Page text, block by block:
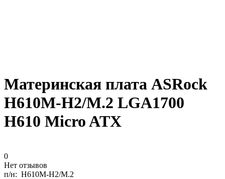
Материнская плата ASRock
H610M-H2/M.2 LGA1700
H610 Micro ATX
0
Нет отзывов
п/н: H610M-H2/M.2